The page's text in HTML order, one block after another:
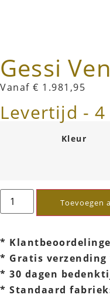
Gessi
Vanaf € 1.981,95
Levertijd -
Kleur
Toevoegen
*
* Gratis verzending
* 30 dagen
* Standaard